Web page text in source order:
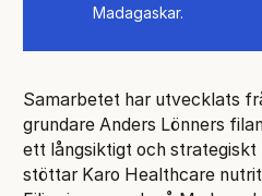
Madagaskar.
Samarbetet har utvecklats
grundare Anders Lönners
ett långsiktigt och strategiskt
stöttar Karo Healthcare